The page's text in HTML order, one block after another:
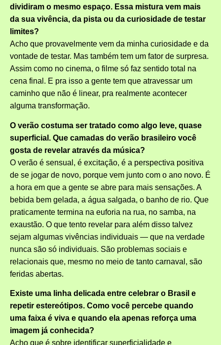
dividiram o mesmo espaço. Essa mistura vem mais
da sua vivência, da pista ou da curiosidade de testar
limites?
Acho que provavelmente vem da minha curiosidade e da
vontade de testar. Mas também tem um fator de surpresa.
Assim como no cinema, o filme só faz sentido total na
cena final. E pra isso a gente tem que atravessar um
caminho que não é linear, pra realmente acontecer
alguma transformação.
O verão costuma ser tratado como algo leve, quase
superficial. Que camadas do verão brasileiro você
gosta de revelar através da música?
O verão é sensual, é excitação, é a perspectiva positiva
de se jogar de novo, porque vem junto com o ano novo. É
a hora em que a gente se abre para mais sensações. A
bebida bem gelada, a água salgada, o banho de rio. Que
praticamente termina na euforia na rua, no samba, na
exaustão. O que tento revelar para além disso talvez
sejam algumas vivências individuais — que na verdade
nunca são só individuais. São problemas sociais e
relacionais que, mesmo no meio de tanto carnaval, são
feridas abertas.
Existe uma linha delicada entre celebrar o Brasil e
repetir estereótipos. Como você percebe quando
uma faixa é viva e quando ela apenas reforça uma
imagem já conhecida?
Acho que é sobre identificar superficialidade e